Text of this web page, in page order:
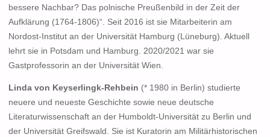
bessere Nachbar? Das polnische Preußenbild in der Zeit der
Aufklärung (1764-1806)“. Seit 2016 ist sie Mitarbeiterin am
Nordost-Institut an der Universität Hamburg (Lüneburg). Aktuell
lehrt sie in Potsdam und Hamburg. 2020/2021 war sie
Gastprofessorin an der Universität Wien.
Linda von Keyserlingk-Rehbein (* 1980 in Berlin) studierte
neuere und neueste Geschichte sowie neue deutsche
Literaturwissenschaft an der Humboldt-Universität zu Berlin und
der Universität Greifswald. Sie ist Kuratorin am Militärhistorischen